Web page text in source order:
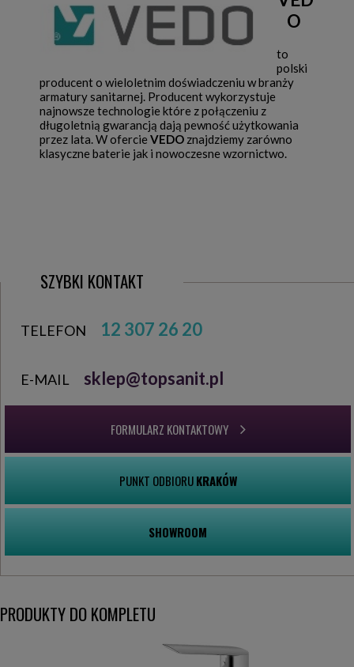
O
to
polski
producent o wieloletnim doświadczeniu w branży
armatury sanitarnej. Producent wykorzystuje
najnowsze technologie które z połączeniu z
długoletnią gwarancją dają pewność użytkowania
przez lata. W ofercie VEDO znajdziemy zarówno
klasyczne baterie jak i nowoczesne wzornictwo.
SZYBKI KONTAKT
TELEFON 12 307 26 20
E-MAIL sklep@topsanit.pl
FORMULARZ KONTAKTOWY
PUNKT ODBIORUKRAKÓW
SHOWROOM
PRODUKTY DO KOMPLETU